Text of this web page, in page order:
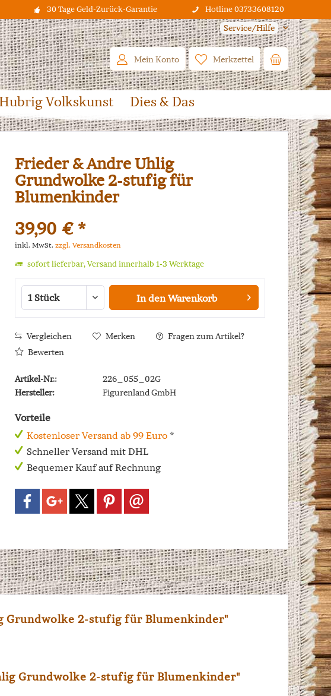
30 Tage Geld-Zurück-Garantie Hotline 03733608120
Service/Hilfe
Merkzettel
Mein Konto
Volkskunst Dies & Das
Frieder & Andre Uhlig
Grundwolke 2-stufig für
Blumenkinder
39,90 € *
inkl. MwSt. zzgl. Versandkosten
sofort lieferbar, Versand innerhalb 1-3 Werktage
In den Warenkorb
Vergleichen Merken
Fragen zum Artikel?
Bewerten
Artikel-Nr.:
226_055_02G
Hersteller:
Figurenland GmbH
Vorteile
Kostenloser Versand ab 99 Euro*
Schneller Versand mit DHL
Bequemer Kauf auf Rechnung
2-stufig für Blumenkinder"
Grundwolke 2-stufig für Blumenkinder"